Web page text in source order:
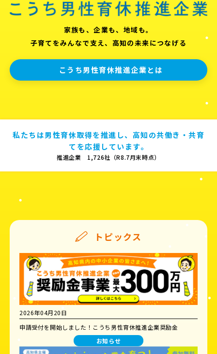
家族も、企業も、地域も。
子育てをみんなで支え、高知の未来につなげる
こうち男性育休推進企業とは
私たちは男性育休取得を推進し、高知の共働き・共育
てを応援しています。
推進企業 1,726社（R8.7月末時点）
トピックス
2026年04月20日
申請受付を開始しました！こうち男性育休推進企業奨励金
お知らせ